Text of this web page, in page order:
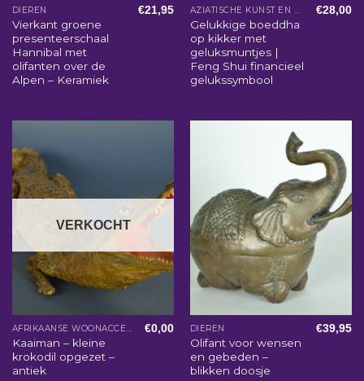
DIEREN
Vierkant groene
presenteerschaal
Hannibal met
olifanten over de
Alpen – Keramiek
€21,95 AZIATISCHE KUNST EN WOONACCESSOIRES
Gelukkige boeddha
op kikker met
geluksmuntjes |
Feng Shui financieel
gelukssymbool
€28,00
VERKOCHT
AFRIKAANSE WOONACCESSOIRES
Kaaiman – kleine
krokodil opgezet –
antiek
€0,00 DIEREN
Olifant voor wensen
en gebeden –
blikken doosje
€39,95